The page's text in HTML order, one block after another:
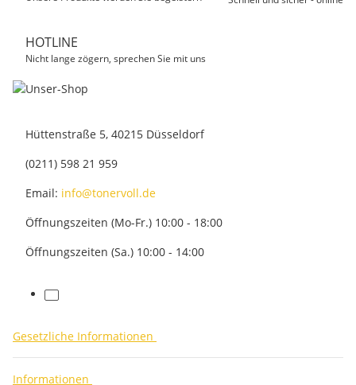
HOTLINE
Nicht lange zögern, sprechen Sie mit uns
Hüttenstraße 5, 40215 Düsseldorf
(0211) 598 21 959
Email: info@tonervoll.de
Öffnungszeiten (Mo-Fr.) 10:00 - 18:00
Öffnungszeiten (Sa.) 10:00 - 14:00
facebook
Gesetzliche Informationen
Informationen